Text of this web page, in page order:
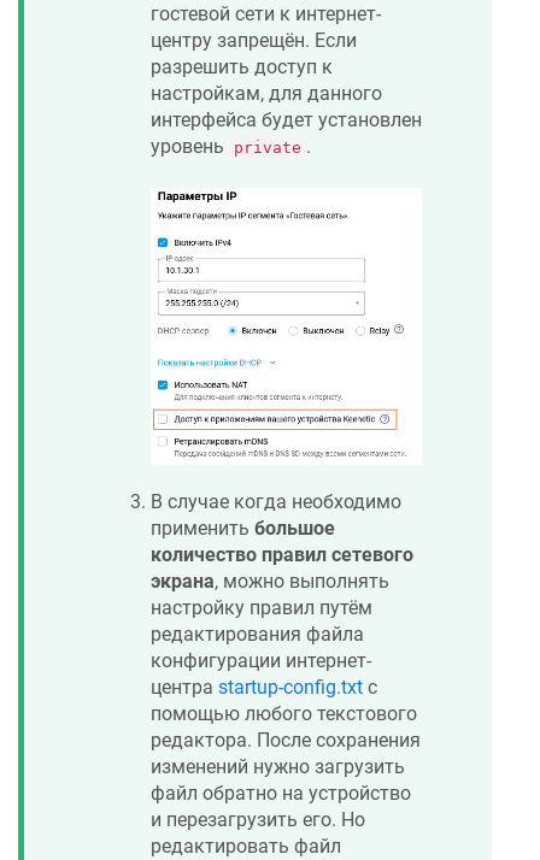
гостевой сети к интернет-
центру запрещён. Если
разрешить доступ к
настройкам, для данного
интерфейса будет установлен
уровень
private .
В случае когда необходимо
применить большое
количество правил сетевого
экрана, можно выполнять
настройку правил путём
редактирования файла
конфигурации интернет-
центра startup-config.txt с
помощью любого текстового
редактора. После сохранения
изменений нужно загрузить
файл обратно на устройство
и перезагрузить его. Но
редактировать файл